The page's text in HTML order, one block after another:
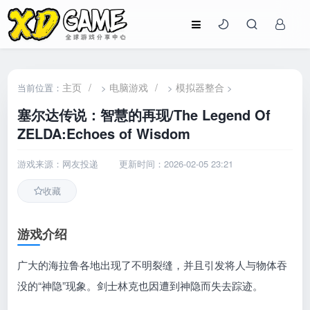
当前位置： 主页 / > 电脑游戏 / >模拟器整合 >
塞尔达传说：智慧的再现/The Legend Of
ZELDA:Echoes of Wisdom
游戏来源：网友投递 更新时间：2026-02-05 23:21
收藏
游戏介绍
广大的海拉鲁各地出现了不明裂缝，并且引发将人与物体吞
没的“神隐”现象。剑士林克也因遭到神隐而失去踪迹。